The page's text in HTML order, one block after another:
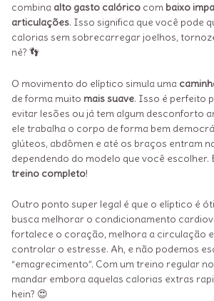
combina alto gasto calórico com baixo
articulações. Isso significa que você pode
calorias sem sobrecarregar joelhos,
né? 👣
O movimento do elíptico simula uma
de forma muito mais suave. Isso é perfeito
evitar lesões ou já tem algum desconforto
ele trabalha o corpo de forma bem
glúteos, abdômen e até os braços entram
dependendo do modelo que você escolher.
treino completo!
Outro ponto super legal é que o elíptico é
busca melhorar o condicionamento
fortalece o coração, melhora a circulação
controlar o estresse. Ah, e não podemos
“emagrecimento”. Com um treino regular
mandar embora aquelas calorias extras
hein? 😍